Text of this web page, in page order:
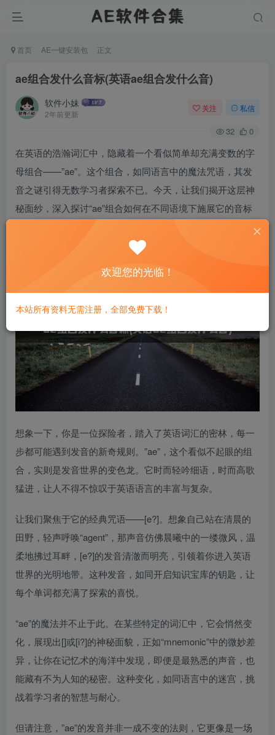
首页 AE一键安装包 正文
ae组合发什么音标(英语ae组合发什么音)
软件小妹
2年前更新
关注 私信
32 0
在英语的浩瀚词汇中，隐藏着一个看似简单却充满变数的字
母组合——”ae”。这个组合，如同语言中的魔法咒语，其发
音之谜引得无数学习者探索不已。今天，让我们揭开这层神
秘面纱，深入探讨“ae”组合如何在不同语境下施展它的音标
想象一下，你是一位探险者，踏入了英语词汇的密林，每一
步都可能遇到发音的新奇规则。”ae”，这个看似不起眼的组
合，实则是发音世界的变色龙。它时而轻吟细语，时而高歌
猛进，让人不得不惊叹于英语语言的丰富与复杂。
让我们聚焦于它的经典咒语——[e?]。想象自己站在清晨的
田野，轻声呼唤“agent”，那声音仿佛晨曦中的一缕微风，温
柔地拂过耳畔，[e?]的发音清澈而明亮，引领着你进入英语
世界的光明地带。这种发音，如同开启知识宝库的钥匙，让
每个单词都充满了探索的喜悦。
“ae”的魔法并不止于此。在某些特定的词汇中，它会悄然变
化，展现出[]或[i?]的神秘面貌，正如“mnemonic”中的微妙差
异，让你在记忆术的海洋中发现，即便是最熟悉的声音，也
能藏有不为人知的秘密。这种变化，如同语言中的迷宫，挑
战着学习者的智慧与耐心。
但请注意，”ae”的发音并非一成不变的法则，它更像是一场
欢迎您的光临！
本站所有资料无需注册，全部免费下载！